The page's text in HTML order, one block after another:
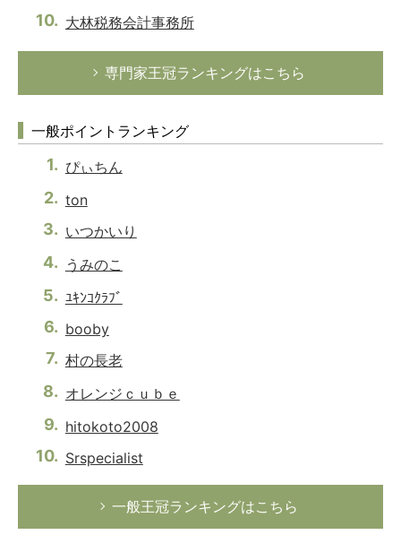
大林税務会計事務所
専門家王冠ランキングはこちら
一般ポイントランキング
ぴぃちん
ton
いつかいり
うみのこ
ﾕｷﾝｺｸﾗﾌﾞ
booby
村の長老
オレンジｃｕｂｅ
hitokoto2008
Srspecialist
一般王冠ランキングはこちら